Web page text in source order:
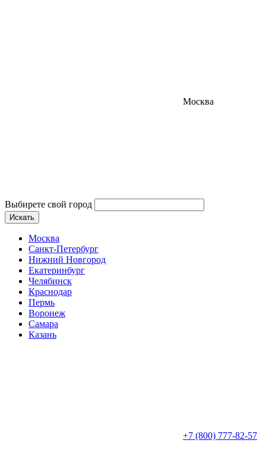
Москва
Выбирете свой город
Искать
Москва
Санкт-Петербург
Нижний Новгород
Екатеринбург
Челябинск
Краснодар
Пермь
Воронеж
Самара
Казань
+7 (800) 777-82-57